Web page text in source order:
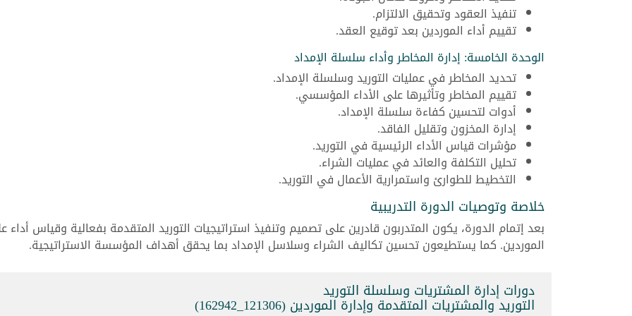
تنفيذ العقود وتحقيق الالتزام.
تقييم أداء الموردين بعد توقيع العقد.
الوحدة الخامسة: إدارة المخاطر وأداء سلسلة الإمداد
تحديد المخاطر في عمليات التوريد وسلسلة الإمداد.
تقييم المخاطر وتأثيرها على الأداء المؤسسي.
أدوات لتحسين كفاءة سلسلة الإمداد.
إدارة المخزون وتقليل الفاقد.
مؤشرات قياس الأداء الرئيسية في التوريد.
تحليل التكلفة والعائد في عمليات الشراء.
التخطيط للطوارئ واستمرارية الأعمال في التوريد.
خلاصة وتوصيات الدورة التدريبية
بعد إتمام الدورة، يكون المتدربون قادرين على تصميم وتنفيذ استراتيجيات التوريد المتقدمة بفعالية وقياس أداء
الموردين. كما يستطيعون تحسين تكاليف الشراء وسلاسل الإمداد بما يحقق أهداف المؤسسة الاستراتيجية.
دورات إدارة المشتريات وسلسلة التوريد
التوريد والمشتريات المتقدمة وإدارة الموردين (121306_162942)